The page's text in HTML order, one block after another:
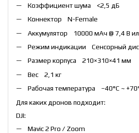
Коэффициент шума <2,5 дБ
Коннектор N-Female
Аккумулятор 10000 мАч @ 7,4 В
Режим индикации Сенсорный
Размер корпуса 210×310×41 мм
Вес 2,1 кг
Рабочая температура –40°C ~
Для каких дронов подходит:
DJI:
Mavic 2 Pro / Zoom